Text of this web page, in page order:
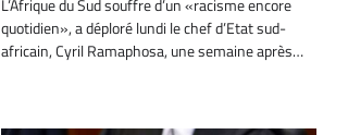
L’Afrique du Sud souffre d’un «racisme encore
quotidien», a déploré lundi le chef d’Etat sud-
africain, Cyril Ramaphosa, une semaine après…